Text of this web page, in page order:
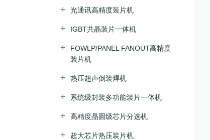
光通讯高精度装片机
IGBT共晶装片一体机
FOWLP/PANEL FANOUT高精度
装片机
热压超声倒装焊机
系统级封装多功能装片一体机
高精度晶圆级芯片分选机
超大芯片热压装片机